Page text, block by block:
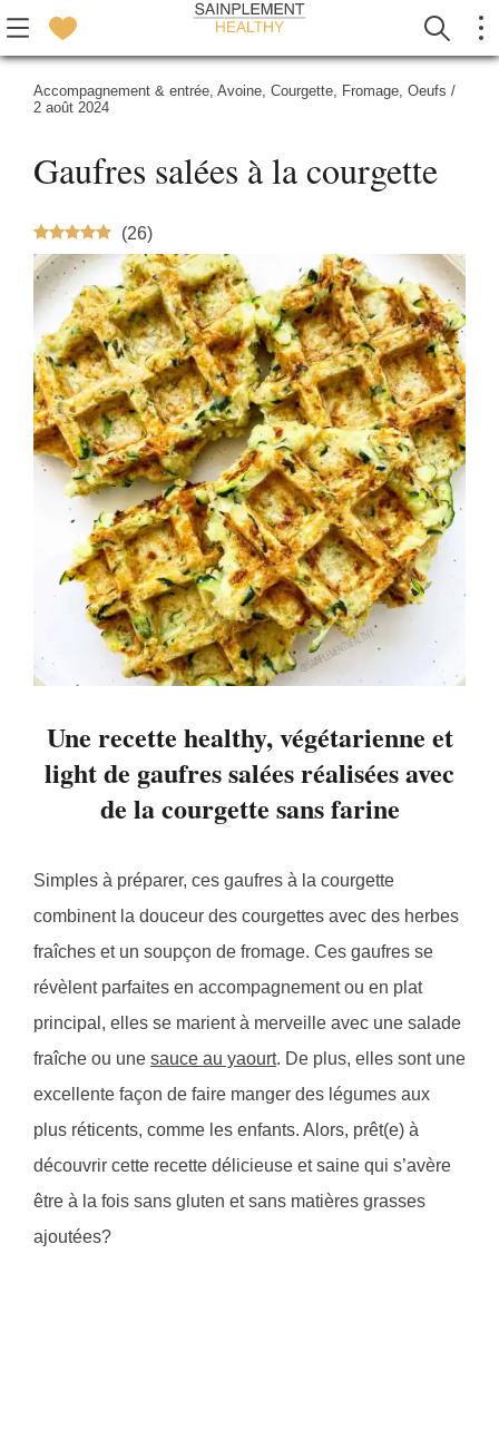
Accompagnement & entrée, Avoine, Courgette, Fromage, Oeufs /
2 août 2024
Gaufres salées à la courgette
(26)
Une recette healthy, végétarienne et
light de gaufres salées réalisées avec
de la courgette sans farine
Simples à préparer, ces gaufres à la courgette
combinent la douceur des courgettes avec des herbes
fraîches et un soupçon de fromage. Ces gaufres se
révèlent parfaites en accompagnement ou en plat
principal, elles se marient à merveille avec une salade
fraîche ou une sauce au yaourt. De plus, elles sont une
excellente façon de faire manger des légumes aux
plus réticents, comme les enfants. Alors, prêt(e) à
découvrir cette recette délicieuse et saine qui s’avère
être à la fois sans gluten et sans matières grasses
ajoutées?